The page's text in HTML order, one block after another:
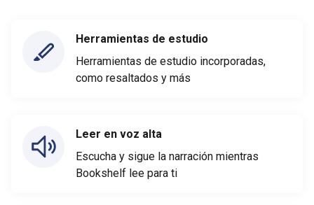
Herramientas de estudio
Herramientas de estudio incorporadas,
como resaltados y más
Leer en voz alta
Escucha y sigue la narración mientras
Bookshelf lee para ti